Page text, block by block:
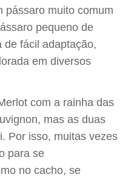
pássaro muito comum
pequeno de
de fácil adaptação,
em diversos
com a rainha das
mas as duas
Por isso, muitas vezes
para se
no cacho, se